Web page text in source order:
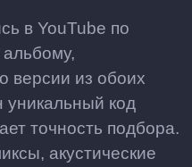
в YouTube по
версии из обоих
уникальный код
точность подбора.
акустические